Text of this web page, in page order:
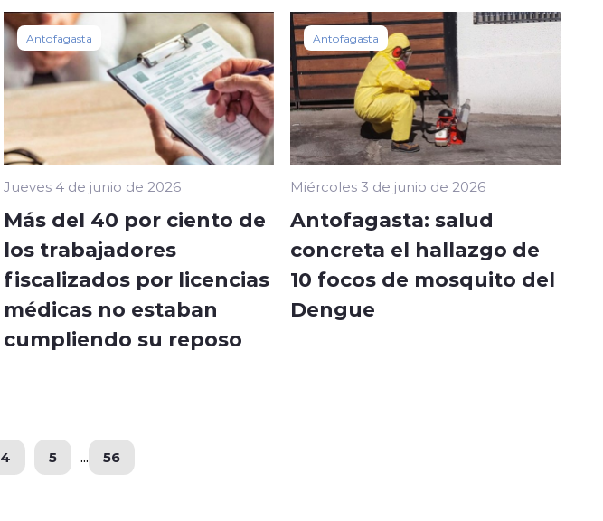
Antofagasta
Jueves 4 de junio de 2026
Más del 40 por ciento de
los trabajadores
fiscalizados por licencias
médicas no estaban
cumpliendo su reposo
Antofagasta
Miércoles 3 de junio de 2026
Antofagasta: salud
concreta el hallazgo de
10 focos de mosquito del
Dengue
4 5 ... 56